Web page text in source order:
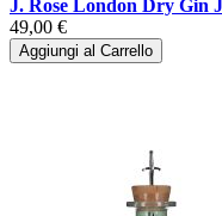
J. Rose London Dry Gin
49,00 €
Aggiungi al Carrello